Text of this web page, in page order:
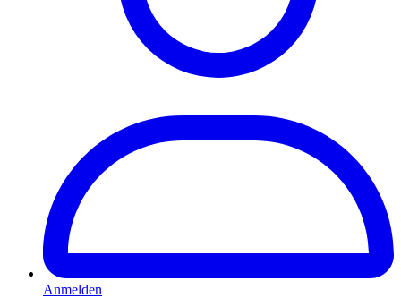
Anmelden